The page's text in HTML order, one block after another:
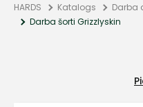
HARDS Katalogs Darba
Darba šorti Grizzlyskin